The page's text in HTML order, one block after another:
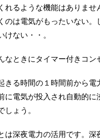
れるような機能はありませ
のは電気がもったいない
けない・・。
なときにタイマー付きコン
きる時間の１時間前から
に電気が投入され自動的
しょう。
は深夜電力の活用です。